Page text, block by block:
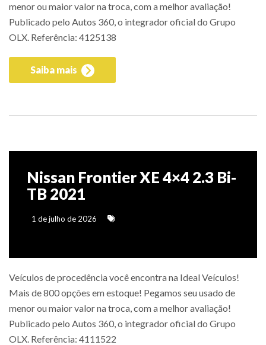
menor ou maior valor na troca, com a melhor avaliação!
Publicado pelo Autos 360, o integrador oficial do Grupo
OLX. Referência: 4125138
Saiba mais
Nissan Frontier XE 4×4 2.3 Bi-
TB 2021
1 de julho de 2026
Veículos de procedência você encontra na Ideal Veículos!
Mais de 800 opções em estoque! Pegamos seu usado de
menor ou maior valor na troca, com a melhor avaliação!
Publicado pelo Autos 360, o integrador oficial do Grupo
OLX. Referência: 4111522